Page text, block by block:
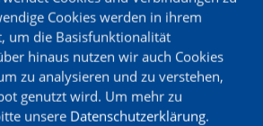
MITGLIED
Cookies werden in ihrem
um die Basisfunktionalität
hinaus nutzen wir auch Cookies
zu analysieren und zu verstehen,
genutzt wird. Um mehr zu
unsere Datenschutzerklärung.